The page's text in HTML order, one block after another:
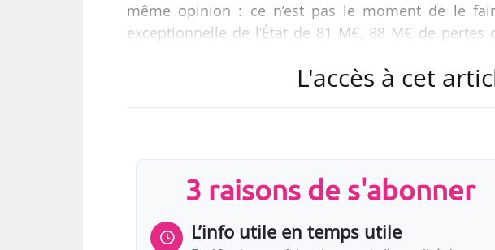
même opinion : ce n’est pas le moment de le
exceptionnelle de l’État de 81 M€, 88 M€ de
présentation de l’actualité de l’ONP et,
L'accès à cet
3 raisons de s'abonner
L’info utile en temps utile